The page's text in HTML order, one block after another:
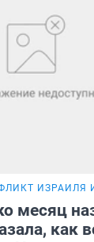
ИЗРАИЛЯ
месяц
как